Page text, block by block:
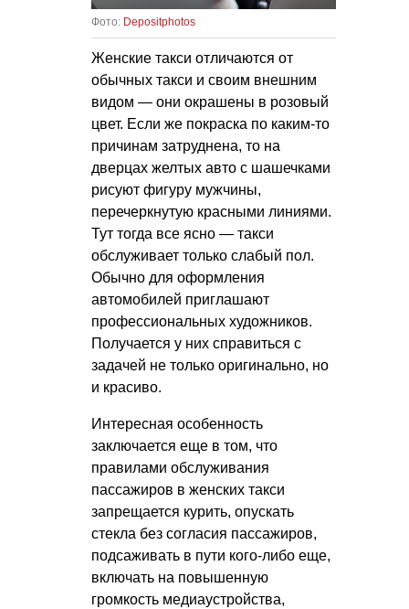
Фото: Depositphotos
Женские такси отличаются от
обычных такси и своим внешним
видом — они окрашены в розовый
цвет. Если же покраска по каким-то
причинам затруднена, то на
дверцах желтых авто с шашечками
рисуют фигуру мужчины,
перечеркнутую красными линиями.
Тут тогда все ясно — такси
обслуживает только слабый пол.
Обычно для оформления
автомобилей приглашают
профессиональных художников.
Получается у них справиться с
задачей не только оригинально, но
и красиво.
Интересная особенность
заключается еще в том, что
правилами обслуживания
пассажиров в женских такси
запрещается курить, опускать
стекла без согласия пассажиров,
подсаживать в пути кого-либо еще,
включать на повышенную
громкость медиаустройства,